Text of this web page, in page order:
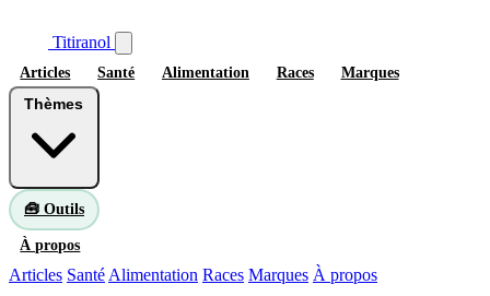
Titiranol
Articles Santé Alimentation Races Marques
🧰 Outils
À propos
Articles Santé Alimentation Races Marques À propos